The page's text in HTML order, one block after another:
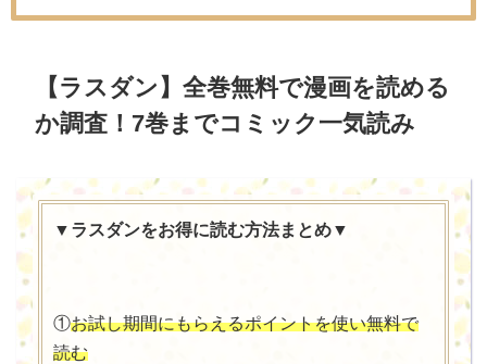
【ラスダン】全巻無料で漫画を読める
か調査！7巻までコミック一気読み
▼ラスダンをお得に読む方法まとめ▼
①お試し期間にもらえるポイントを使い無料で
読む